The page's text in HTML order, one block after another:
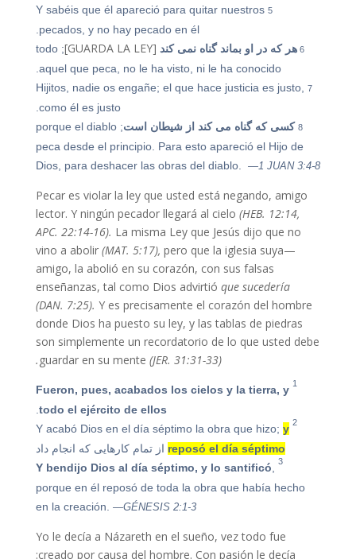
5
Y sabéis que él apareció para quitar nuestros
pecados, y no hay pecado en él.
6 هر که در او بماند گناه نمی کند [GUARDA LA LEY]
; todo
aquel que peca, no le ha visto, ni le ha conocido.
7
Hijitos, nadie os engañe; el que hace justicia es justo,
como él es justo.
8 کسی که گناه می کند از شیطان است ; porque el diablo
peca desde el principio. Para esto apareció el Hijo de
Dios, para deshacer las obras del diablo. —1 JUAN 3:4-8
Pecar es violar la ley que usted está negando, amigo
lector. Y ningún pecador llegará al cielo (HEB. 12:14,
APC. 22:14-16). La misma Ley que Jesús dijo que no
vino a abolir (MAT. 5:17), pero que la iglesia suya—
amigo, la abolió en su corazón, con sus falsas
enseñanzas, tal como Dios advirtió que sucedería
(DAN. 7:25). Y es precisamente el corazón del hombre
donde Dios ha puesto su ley, y las tablas de piedras
son simplemente un recordatorio de lo que usted debe
guardar en su mente (JER. 31:31-33).
1
Fueron, pues, acabados los cielos y la tierra, y
todo el ejército de ellos
2
Y acabó Dios en el día séptimo la obra que hizo;
y
reposó el día séptimo از تمام کارهایی که انجام داد
3
Y bendijo Dios al día séptimo, y lo santificó
porque en él reposó de toda la obra que había hecho
en la creación. —GÉNESIS 2:1-3
Yo le decía a Názareth en el sueño, vez todo fue
creado por causa del hombre. Con pasión le decía: